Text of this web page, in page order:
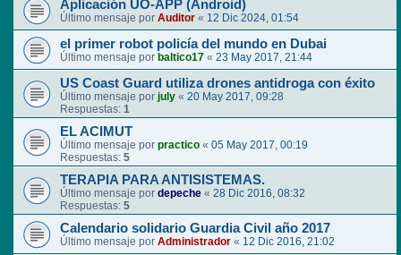
Aplicación UO-APP (Android)
Último mensaje por Auditor « 12 Dic 2024, 01:54
el primer robot policía del mundo en Dubai
Último mensaje por baltico17 « 23 May 2017, 21:44
US Coast Guard utiliza drones antidroga con éxito
Último mensaje por july « 20 May 2017, 09:28
Respuestas: 1
EL ACIMUT
Último mensaje por practico « 05 May 2017, 00:19
Respuestas: 5
TERAPIA PARA ANTISISTEMAS.
Último mensaje por depeche « 28 Dic 2016, 08:32
Respuestas: 5
Calendario solidario Guardia Civil año 2017
Último mensaje por Administrador « 12 Dic 2016, 21:02